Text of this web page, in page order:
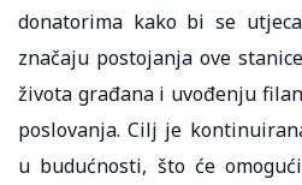
donatorima kako bi se
značaju postojanja ove
života građana i uvođenju
poslovanja. Cilj je
u budućnosti, što će